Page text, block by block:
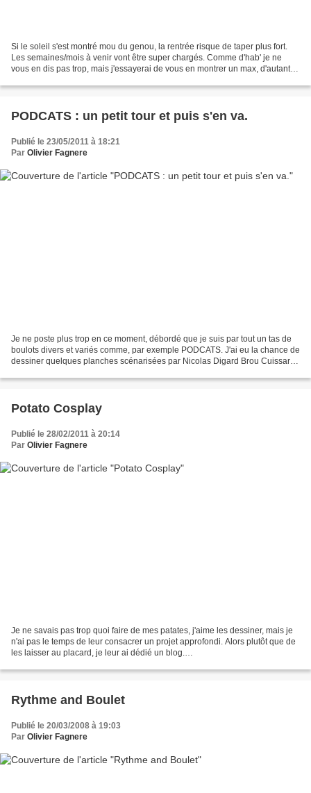
Si le soleil s'est montré mou du genou, la rentrée risque de taper plus fort.
Les semaines/mois à venir vont être super chargés. Comme d'hab' je ne
vous en dis pas trop, mais j'essayerai de vous en montrer un max, d'autant
PODCATS : un petit tour et puis s'en va.
Publié le 23/05/2011 à 18:21
Par Olivier Fagnere
Je ne poste plus trop en ce moment, débordé que je suis par tout un tas de
boulots divers et variés comme, par exemple PODCATS. J'ai eu la chance de
dessiner quelques planches scénarisées par Nicolas Digard Brou Cuissart
Potato Cosplay
Publié le 28/02/2011 à 20:14
Par Olivier Fagnere
Je ne savais pas trop quoi faire de mes patates, j'aime les dessiner, mais je
n'ai pas le temps de leur consacrer un projet approfondi. Alors plutôt que de
les laisser au placard, je leur ai dédié un blog.
Rythme and Boulet
Publié le 20/03/2008 à 19:03
Par Olivier Fagnere